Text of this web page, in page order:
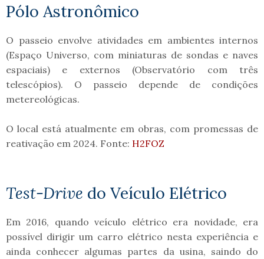
Pólo Astronômico
O passeio envolve atividades em ambientes internos
(Espaço Universo, com miniaturas de sondas e naves
espaciais) e externos (Observatório com três
telescópios). O passeio depende de condições
metereológicas.
O local está atualmente em obras, com promessas de
reativação em 2024. Fonte: H2FOZ
Test-Drive do Veículo Elétrico
Em 2016, quando veículo elétrico era novidade, era
possível dirigir um carro elétrico nesta experiência e
ainda conhecer algumas partes da usina, saindo do